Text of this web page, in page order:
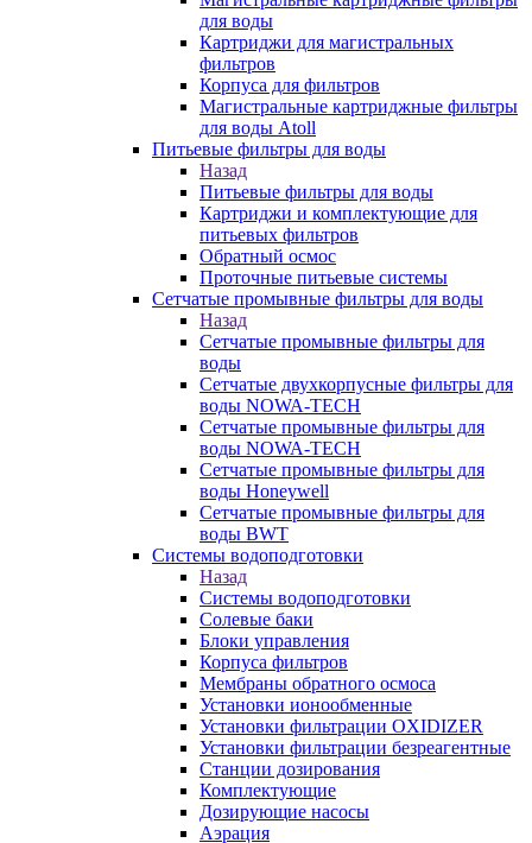
для воды
Картриджи для магистральных
фильтров
Корпуса для фильтров
Магистральные картриджные фильтры
для воды Atoll
Питьевые фильтры для воды
Назад
Питьевые фильтры для воды
Картриджи и комплектующие для
питьевых фильтров
Обратный осмос
Проточные питьевые системы
Сетчатые промывные фильтры для воды
Назад
Сетчатые промывные фильтры для
воды
Сетчатые двухкорпусные фильтры для
воды NOWA-TECH
Сетчатые промывные фильтры для
воды NOWA-TECH
Сетчатые промывные фильтры для
воды Honeywell
Сетчатые промывные фильтры для
воды BWT
Системы водоподготовки
Назад
Системы водоподготовки
Солевые баки
Блоки управления
Корпуса фильтров
Мембраны обратного осмоса
Установки ионообменные
Установки фильтрации OXIDIZER
Установки фильтрации безреагентные
Станции дозирования
Комплектующие
Дозирующие насосы
Аэрация